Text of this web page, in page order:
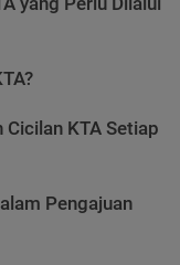
KTA Setiap
Pengajuan